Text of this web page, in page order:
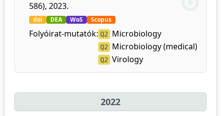
586), 2023.
doi DEA WoS Scopus
Folyóirat-mutatók: Q2 Microbiology
Q2 Microbiology (medical)
Q2 Virology
2022